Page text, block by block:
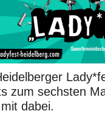
zum sechsten
dabei.